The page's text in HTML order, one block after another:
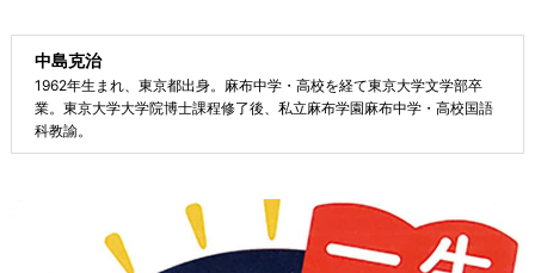
中島克治
1962年生まれ、東京都出身。麻布中学・高校を経て東京大学文学部卒
業。東京大学大学院博士課程修了後、私立麻布学園麻布中学・高校国語
科教諭。